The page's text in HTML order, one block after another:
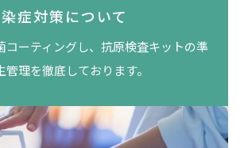
症対策について
コーティングし、抗原検査キットの準
理を徹底しております。